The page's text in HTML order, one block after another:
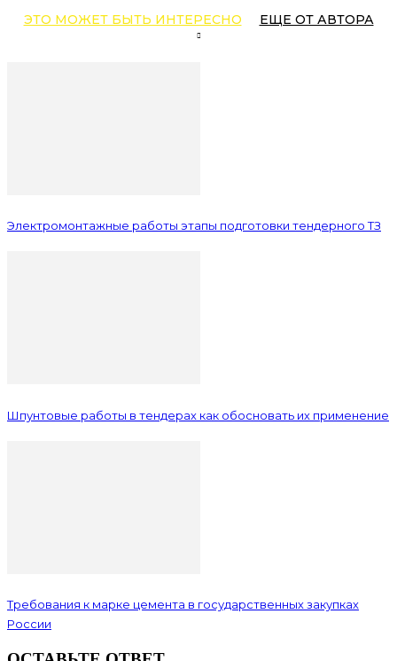
ЭТО МОЖЕТ БЫТЬ ИНТЕРЕСНО ЕЩЕ ОТ АВТОРА
Электромонтажные работы этапы подготовки тендерного ТЗ
Шпунтовые работы в тендерах как обосновать их применение
Требования к марке цемента в государственных закупках
России